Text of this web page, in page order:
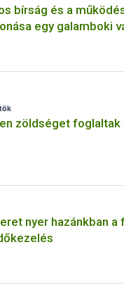
bírság és a
egy galamboki
zöldséget foglaltak
nyer hazánkban a